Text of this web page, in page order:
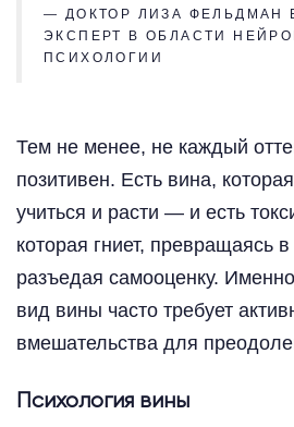
— ДОКТОР ЛИЗА ФЕЛЬДМАН
ЭКСПЕРТ В ОБЛАСТИ
ПСИХОЛОГИИ
Тем не менее, не каждый
позитивен. Есть вина,
учиться и расти — и есть
которая гниет, превращаясь
разъедая самооценку.
вид вины часто требует
вмешательства для
Психология вины